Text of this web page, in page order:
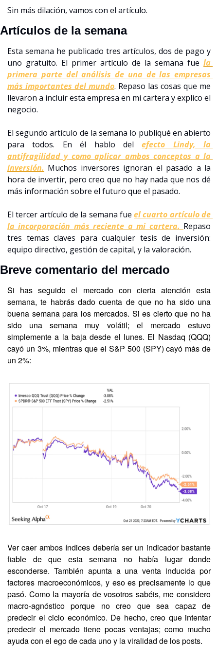
Sin más dilación, vamos con el artículo.
Artículos de la semana
Esta semana he publicado tres artículos, dos de pago y
uno gratuito. El primer artículo de la semana fue la
primera parte del análisis de una de las empresas
más importantes del mundo. Repaso las cosas que me
llevaron a incluir esta empresa en mi cartera y explico el
negocio.
El segundo artículo de la semana lo publiqué en abierto
para todos. En él hablo del efecto Lindy, la
antifragilidad y como aplicar ambos conceptos a la
inversión. Muchos inversores ignoran el pasado a la
hora de invertir, pero creo que no hay nada que nos dé
más información sobre el futuro que el pasado.
El tercer artículo de la semana fue el cuarto artículo de
la incorporación más reciente a mi cartera. Repaso
tres temas claves para cualquier tesis de inversión:
equipo directivo, gestión de capital, y la valoración.
Breve comentario del mercado
Si has seguido el mercado con cierta atención esta
semana, te habrás dado cuenta de que no ha sido una
buena semana para los mercados. Si es cierto que no ha
sido una semana muy volátil; el mercado estuvo
simplemente a la baja desde el lunes. El Nasdaq (QQQ)
cayó un 3%, mientras que el S&P 500 (SPY) cayó más de
un 2%:
Ver caer ambos índices debería ser un indicador bastante
fiable de que esta semana no había lugar donde
esconderse. También apunta a una venta inducida por
factores macroeconómicos, y eso es precisamente lo que
pasó. Como la mayoría de vosotros sabéis, me considero
macro-agnóstico porque no creo que sea capaz de
predecir el ciclo económico. De hecho, creo que intentar
predecir el mercado tiene pocas ventajas; como mucho
ayuda con el ego de cada uno y la viralidad de los posts.